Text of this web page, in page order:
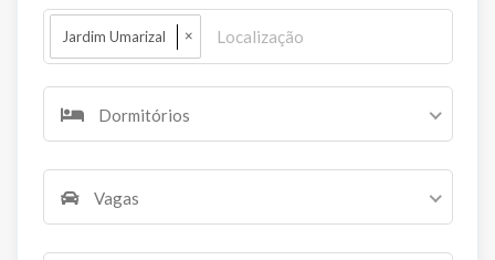
Jardim Umarizal ×
Dormitórios
Vagas